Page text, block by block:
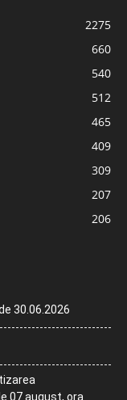
2275
660
540
512
465
409
309
207
206
30.06.2026
07 august, ora